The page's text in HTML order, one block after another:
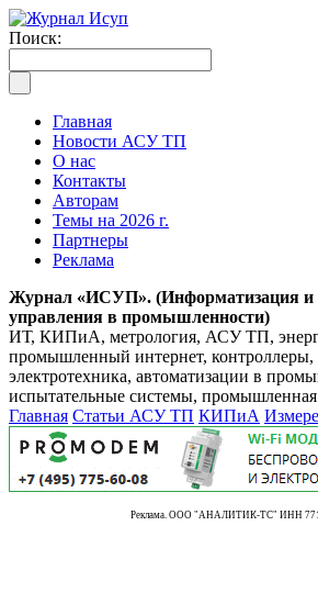
Поиск:
Главная
Новости АСУ ТП
О нас
Контакты
Авторам
Темы на 2026 г.
Партнеры
Реклама
Журнал «ИСУП». (Информатизация и
управления в промышленности)
ИТ, КИПиА, метрология, АСУ ТП,
промышленный интернет, контроллеры,
электротехника, автоматизации в
испытательные системы, промышленная
Главная Статьи АСУ ТП КИПиА
Реклама. ООО "АНАЛИТИК-ТС" ИНН